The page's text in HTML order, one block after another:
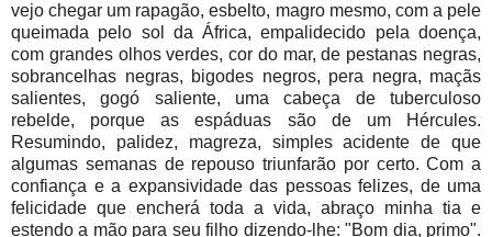
vejo chegar um rapagão, esbelto, magro mesmo, com a pele
queimada pelo sol da África, empalidecido pela doença,
com grandes olhos verdes, cor do mar, de pestanas negras,
sobrancelhas negras, bigodes negros, pera negra, maçãs
salientes, gogó saliente, uma cabeça de tuberculoso
rebelde, porque as espáduas são de um Hércules.
Resumindo, palidez, magreza, simples acidente de que
algumas semanas de repouso triunfarão por certo. Com a
confiança e a expansividade das pessoas felizes, de uma
felicidade que encherá toda a vida, abraço minha tia e
estendo a mão para seu filho dizendo-lhe: "Bom dia, primo".